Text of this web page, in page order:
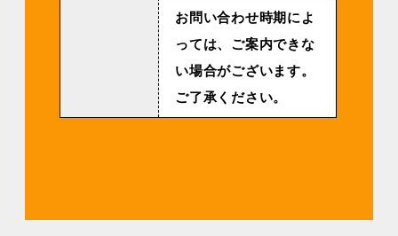
お問い合わせ時期によ
っては、ご案内できな
い場合がございます。
ご了承ください。